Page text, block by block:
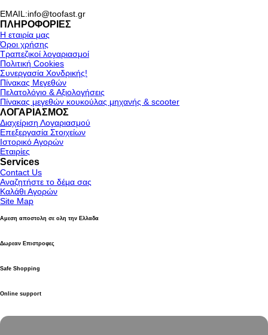
EMAIL:info@toofast.gr
ΠΛΗΡΟΦΟΡΙΕΣ
Η εταιρία μας
Όροι χρήσης
Τραπεζικοί λογαριασμοί
Πολιτική Cookies
Συνεργασία Χονδρικής!
Πίνακας Μεγεθών
Πελατολόγιο & Αξιολογήσεις
Πίνακας μεγεθών κουκούλας μηχανής & scooter
ΛΟΓΑΡΙΑΣΜΟΣ
Διαχείριση Λογαριασμού
Επεξεργασία Στοιχείων
Ιστορικό Αγορών
Εταιρίες
Services
Contact Us
Αναζητήστε το δέμα σας
Καλάθι Αγορών
Site Map
Αμεση αποστολη σε ολη την Ελλαδα
Δωρεαν Επιστροφες
Safe Shopping
Online support